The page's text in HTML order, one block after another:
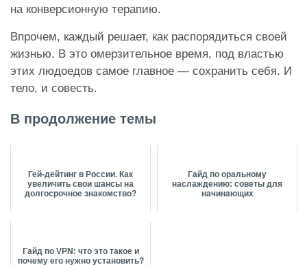
на конверсионную терапию.
Впрочем, каждый решает, как распорядиться своей
жизнью. В это омерзительное время, под властью
этих людоедов самое главное — сохранить себя. И
тело, и совесть.
В продолжение темы
Гей-дейтинг в России. Как
увеличить свои шансы на
долгосрочное знакомство?
Гайд по оральному
наслаждению: советы для
начинающих
Гайд по VPN: что это такое и
почему его нужно установить?